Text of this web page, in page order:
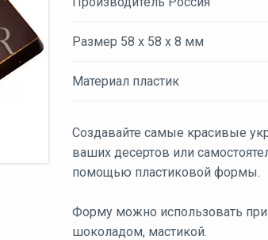
Размер 58 х 58 х 8 мм
Материал пластик
Создавайте самые красивые
ваших десертов или
помощью пластиковой формы.
Форму можно использовать при
шоколадом, мастикой.